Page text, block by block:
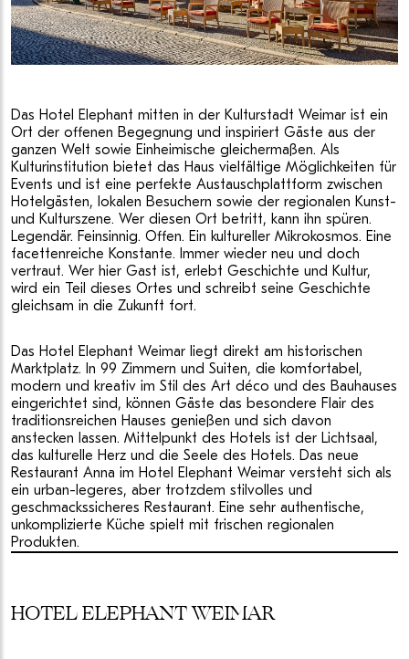
Das Hotel Elephant mitten in der Kulturstadt Weimar ist ein
Ort der offenen Begegnung und inspiriert Gäste aus der
ganzen Welt sowie Einheimische gleichermaßen. Als
Kulturinstitution bietet das Haus vielfältige Möglichkeiten für
Events und ist eine perfekte Austauschplattform zwischen
Hotelgästen, lokalen Besuchern sowie der regionalen Kunst-
und Kulturszene. Wer diesen Ort betritt, kann ihn spüren.
Legendär. Feinsinnig. Offen. Ein kultureller Mikrokosmos. Eine
facettenreiche Konstante. Immer wieder neu und doch
vertraut. Wer hier Gast ist, erlebt Geschichte und Kultur,
wird ein Teil dieses Ortes und schreibt seine Geschichte
gleichsam in die Zukunft fort.
Das Hotel Elephant Weimar liegt direkt am historischen
Marktplatz. In 99 Zimmern und Suiten, die komfortabel,
modern und kreativ im Stil des Art déco und des Bauhauses
eingerichtet sind, können Gäste das besondere Flair des
traditionsreichen Hauses genießen und sich davon
anstecken lassen. Mittelpunkt des Hotels ist der Lichtsaal,
das kulturelle Herz und die Seele des Hotels. Das neue
Restaurant Anna im Hotel Elephant Weimar versteht sich als
ein urban-legeres, aber trotzdem stilvolles und
geschmackssicheres Restaurant. Eine sehr authentische,
unkomplizierte Küche spielt mit frischen regionalen
Produkten.
HOTEL ELEPHANT WEIMAR